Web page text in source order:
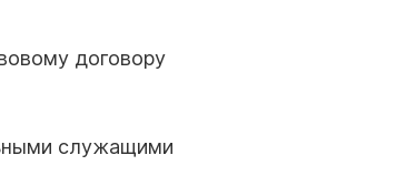
договору
служащими